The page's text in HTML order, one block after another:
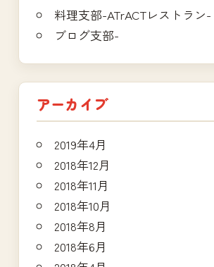
料理支部-ATrACTレストラン-
ブログ支部-
アーカイブ
2019年4月
2018年12月
2018年11月
2018年10月
2018年8月
2018年6月